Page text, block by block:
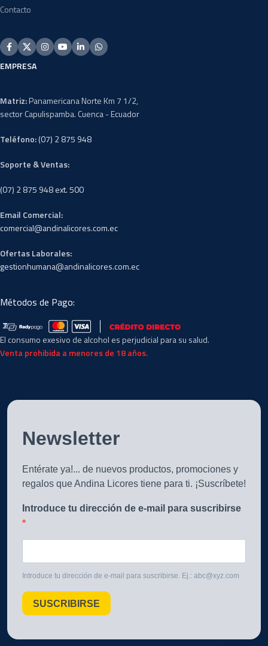
Contacto
EMPRESA
Matriz:Panamericana Norte Km 7 1/2,
sector Capulispamba. Cuenca - Ecuador
Teléfono:(07) 2 875 948
Soporte & Ventas:
(07) 2 875 948 ext. 500
Email Comercial:
comercial@andinalicores.com.ec
Ofertas Laborales:
gestionhumana@andinalicores.com.ec
Métodos de Pago:
El consumo exesivo de alcohol es perjudicial para su salud.
Venta prohibida a menores de 18 años.
Newsletter
Entérate ya!... de nuevos productos, promociones y
regalos que Andina Licores tiene para ti. ¡Suscríbete!
Introduce tu dirección de e-mail para suscribirse
Introduce tu dirección de e-mail para suscribirse. Ej.: abc@xyz.com
SUSCRIBIRSE